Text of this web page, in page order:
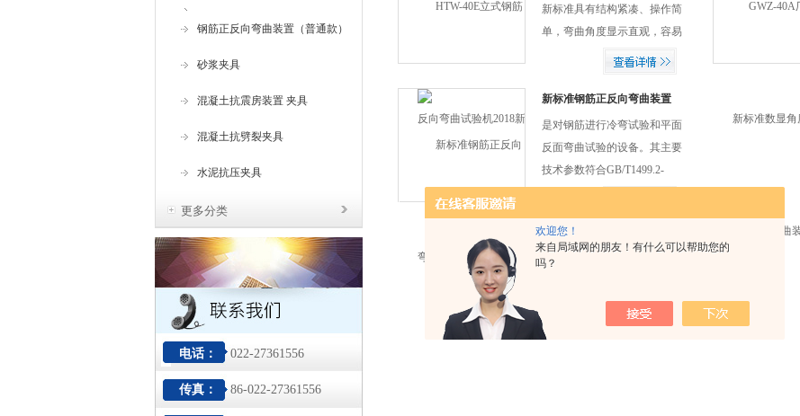
欢迎您！
来自局域网的朋友！有什么可以帮助您的
吗？
角度）
钢筋正反向弯曲装置（普通款）
砂浆夹具
混凝土抗震房装置 夹具
混凝土抗劈裂夹具
水泥抗压夹具
更多分类
电话： 022-27361556
传真： 86-022-27361556
新标准具有结构紧凑、操作简
单，弯曲角度显示直观，容易
维修，运行平稳、安全、噪声
新标准钢筋正反向弯曲装置
（数显角度）
是对钢筋进行冷弯试验和平面
反面弯曲试验的设备。其主要
技术参数符合GB/T1499.2-
面弯曲试验的规定和要求。此
设备为钢厂和建筑单位检验钢
想试验设备。此装置为数显弯
曲角度显示和指针式角度标